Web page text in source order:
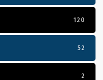
120
52
2